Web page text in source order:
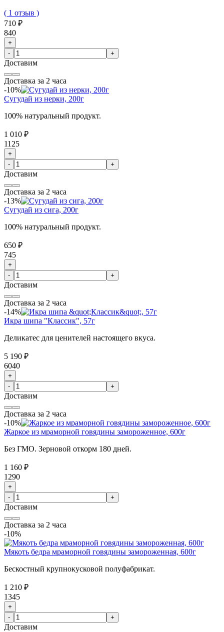
( 1 отзыв )
710 ₽
840
+
-
+
Доставим
Доставка за 2 часа
-10%
Сугудай из нерки, 200г
100% натуральный продукт.
1 010 ₽
1125
+
-
+
Доставим
Доставка за 2 часа
-13%
Сугудай из сига, 200г
100% натуральный продукт.
650 ₽
745
+
-
+
Доставим
Доставка за 2 часа
-14%
Икра шипа "Классик", 57г
Деликатес для ценителей настоящего вкуса.
5 190 ₽
6040
+
-
+
Доставим
Доставка за 2 часа
-10%
Жаркое из мраморной говядины замороженное, 600г
Без ГМО. Зерновой откорм 180 дней.
1 160 ₽
1290
+
-
+
Доставим
Доставка за 2 часа
-10%
Мякоть бедра мраморной говядины замороженная, 600г
Бескостный крупнокусковой полуфабрикат.
1 210 ₽
1345
+
-
+
Доставим